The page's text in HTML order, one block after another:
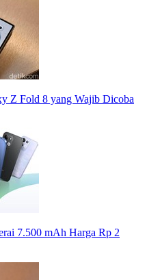
Z Fold 8 yang Wajib Dicoba
7.500 mAh Harga Rp 2